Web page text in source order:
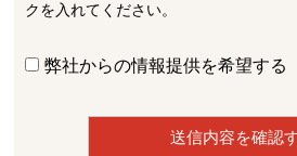
クを入れてください。
弊社からの情報提供を希望する